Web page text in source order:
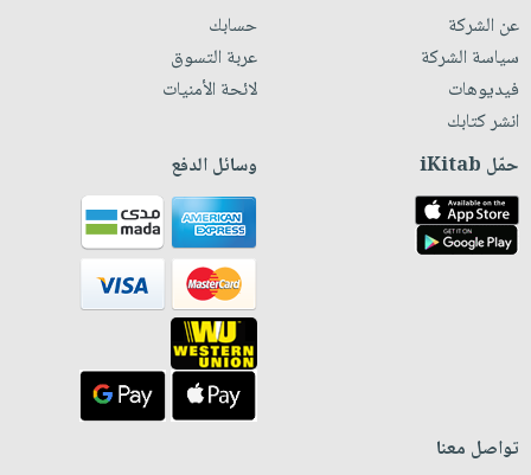
عن الشركة
سياسة الشركة
فيديوهات
انشر كتابك
حسابك
عربة التسوق
لائحة الأمنيات
حمّل iKitab وسائل الدفع
تواصل معنا